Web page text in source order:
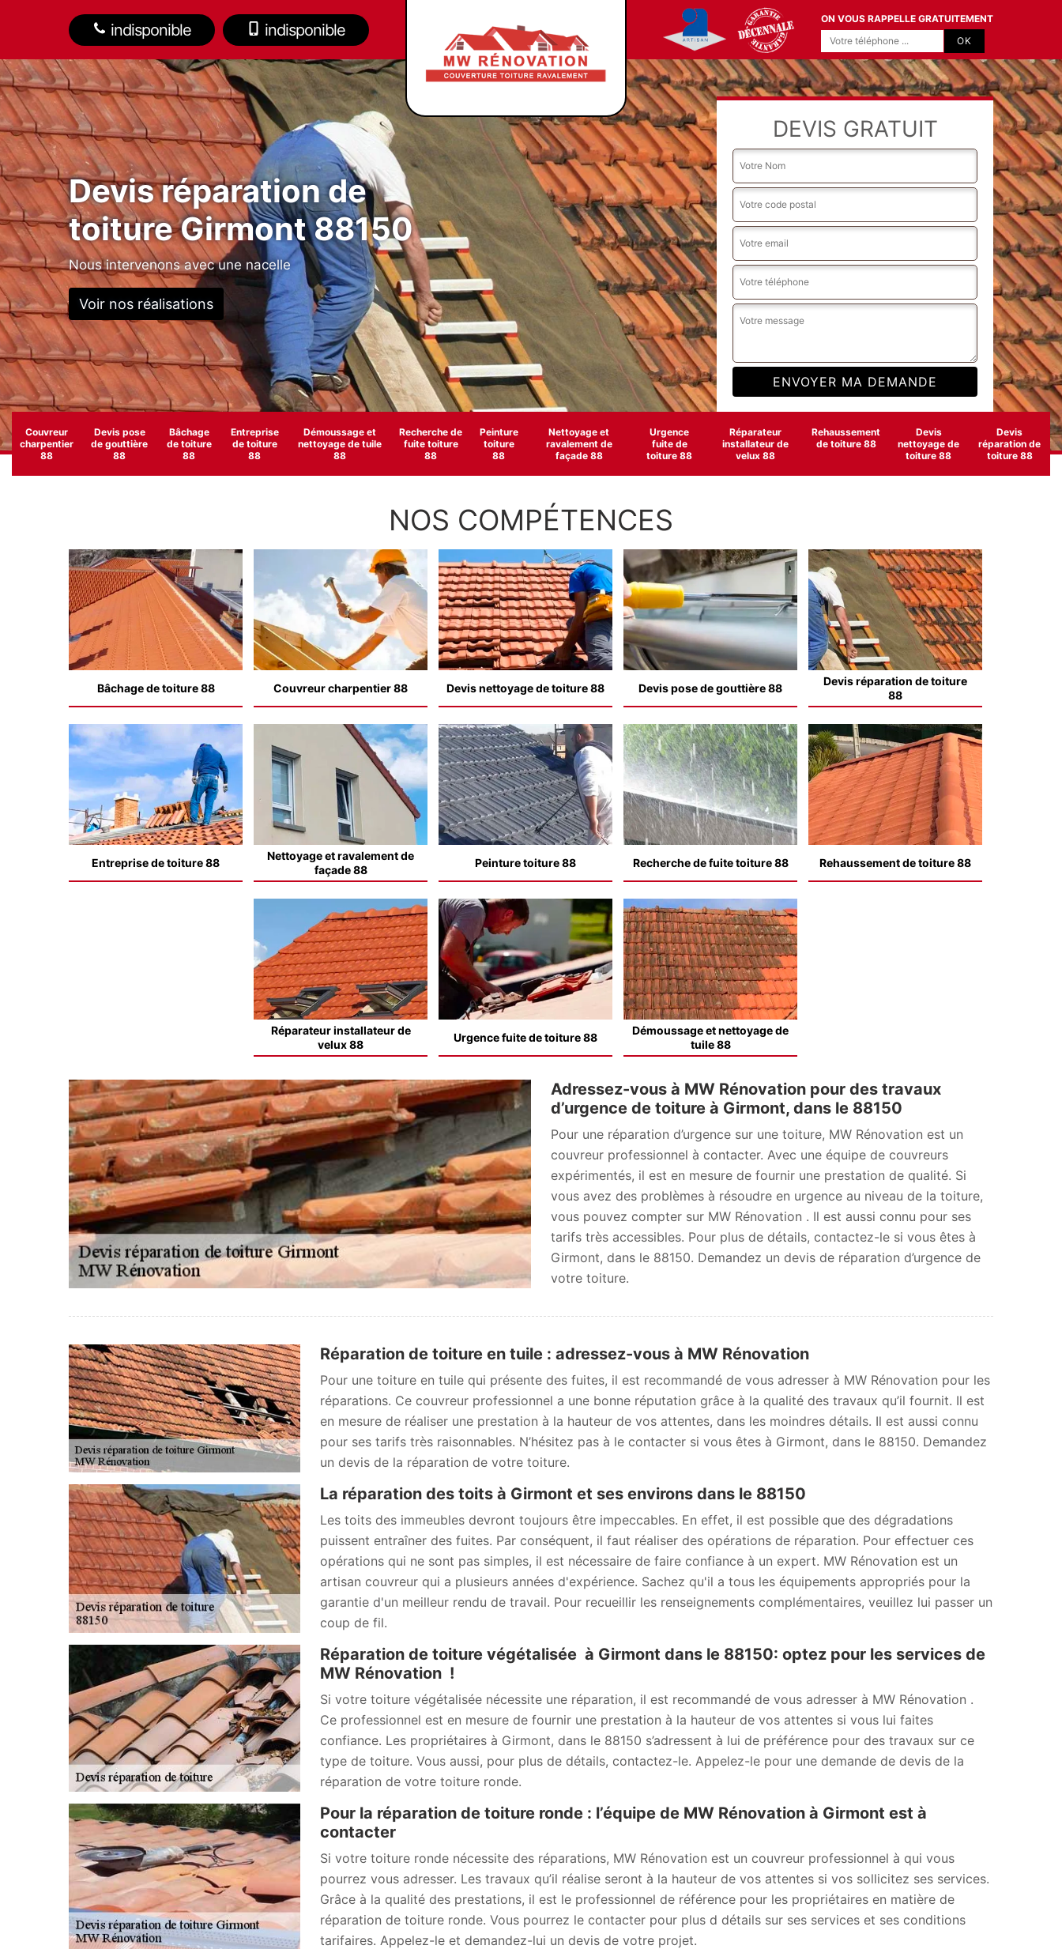
indisponible indisponible
ON VOUS RAPPELLE GRATUITEMENT
Devis réparation de
toiture Girmont 88150
Nous intervenons avec une nacelle
Voir nos réalisations
DEVIS GRATUIT
Couvreur
charpentier
88
Devis pose
de gouttière
88
Bâchage
de toiture
88
Entreprise
de toiture
88
Démoussage et
nettoyage de tuile
88
Recherche de
fuite toiture
88
Peinture
toiture
88
Nettoyage et
ravalement de
façade 88
Urgence
fuite de
toiture 88
Réparateur
installateur de
velux 88
Rehaussement
de toiture 88
Devis
nettoyage de
toiture 88
Devis
réparation de
toiture 88
NOS COMPÉTENCES
Bâchage de toiture 88 Couvreur charpentier 88 Devis nettoyage de toiture 88 Devis pose de gouttière 88
Devis réparation de toiture
88
Entreprise de toiture 88
Nettoyage et ravalement de
façade 88
Peinture toiture 88 Recherche de fuite toiture 88 Rehaussement de toiture 88
Réparateur installateur de
velux 88
Urgence fuite de toiture 88
Démoussage et nettoyage de
tuile 88
Adressez-vous à MW Rénovation pour des travaux
d’urgence de toiture à Girmont, dans le 88150
Pour une réparation d’urgence sur une toiture, MW Rénovation est un
couvreur professionnel à contacter. Avec une équipe de couvreurs
expérimentés, il est en mesure de fournir une prestation de qualité. Si
vous avez des problèmes à résoudre en urgence au niveau de la toiture,
vous pouvez compter sur MW Rénovation . Il est aussi connu pour ses
tarifs très accessibles. Pour plus de détails, contactez-le si vous êtes à
Girmont, dans le 88150. Demandez un devis de réparation d’urgence de
votre toiture.
Réparation de toiture en tuile : adressez-vous à MW Rénovation
Pour une toiture en tuile qui présente des fuites, il est recommandé de vous adresser à MW Rénovation pour les
réparations. Ce couvreur professionnel a une bonne réputation grâce à la qualité des travaux qu’il fournit. Il est
en mesure de réaliser une prestation à la hauteur de vos attentes, dans les moindres détails. Il est aussi connu
pour ses tarifs très raisonnables. N’hésitez pas à le contacter si vous êtes à Girmont, dans le 88150. Demandez
un devis de la réparation de votre toiture.
La réparation des toits à Girmont et ses environs dans le 88150
Les toits des immeubles devront toujours être impeccables. En effet, il est possible que des dégradations
puissent entraîner des fuites. Par conséquent, il faut réaliser des opérations de réparation. Pour effectuer ces
opérations qui ne sont pas simples, il est nécessaire de faire confiance à un expert. MW Rénovation est un
artisan couvreur qui a plusieurs années d'expérience. Sachez qu'il a tous les équipements appropriés pour la
garantie d'un meilleur rendu de travail. Pour recueillir les renseignements complémentaires, veuillez lui passer un
coup de fil.
Réparation de toiture végétalisée à Girmont dans le 88150: optez pour les services de
MW Rénovation !
Si votre toiture végétalisée nécessite une réparation, il est recommandé de vous adresser à MW Rénovation .
Ce professionnel est en mesure de fournir une prestation à la hauteur de vos attentes si vous lui faites
confiance. Les propriétaires à Girmont, dans le 88150 s’adressent à lui de préférence pour des travaux sur ce
type de toiture. Vous aussi, pour plus de détails, contactez-le. Appelez-le pour une demande de devis de la
réparation de votre toiture ronde.
Pour la réparation de toiture ronde : l’équipe de MW Rénovation à Girmont est à
contacter
Si votre toiture ronde nécessite des réparations, MW Rénovation est un couvreur professionnel à qui vous
pourrez vous adresser. Les travaux qu’il réalise seront à la hauteur de vos attentes si vos sollicitez ses services.
Grâce à la qualité des prestations, il est le professionnel de référence pour les propriétaires en matière de
réparation de toiture ronde. Vous pourrez le contacter pour plus d détails sur ses services et ses conditions
tarifaires. Appelez-le et demandez-lui un devis de votre projet.